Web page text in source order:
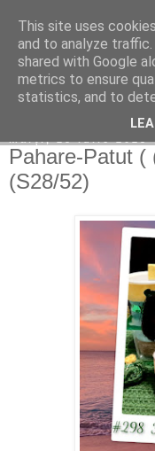
Copilarim
Pahare-Patut (
(S28/52)
This site uses
and to analyze traffic.
shared with Google
metrics to ensure
statistics, and to